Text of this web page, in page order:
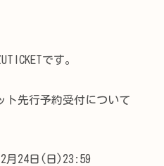
です。
ト先行予約受付について
月24日(日)23:59